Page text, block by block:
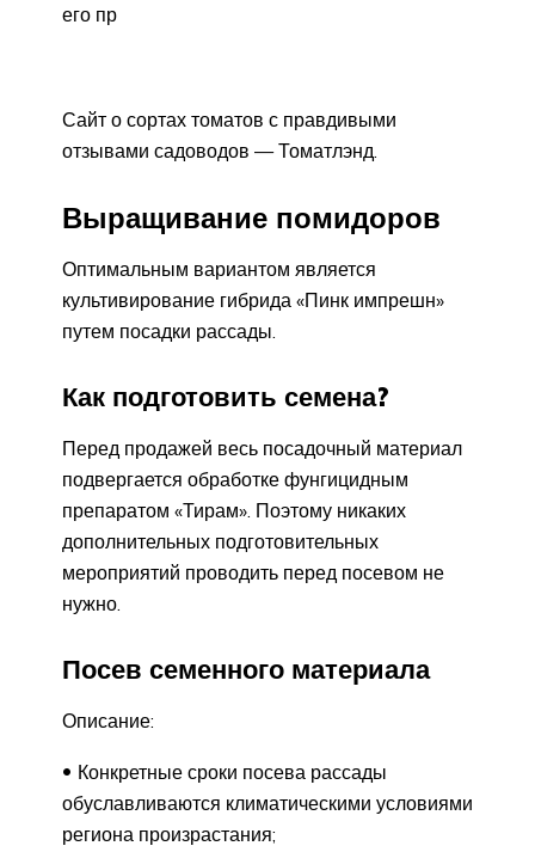
его пр
Сайт о сортах томатов с правдивыми
отзывами садоводов — Томатлэнд.
Выращивание помидоров
Оптимальным вариантом является
культивирование гибрида «Пинк импрешн»
путем посадки рассады.
Как подготовить семена?
Перед продажей весь посадочный материал
подвергается обработке фунгицидным
препаратом «Тирам». Поэтому никаких
дополнительных подготовительных
мероприятий проводить перед посевом не
нужно.
Посев семенного материала
Описание:
Конкретные сроки посева рассады
обуславливаются климатическими условиями
региона произрастания;